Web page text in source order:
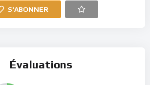
S'ABONNER
Évaluations